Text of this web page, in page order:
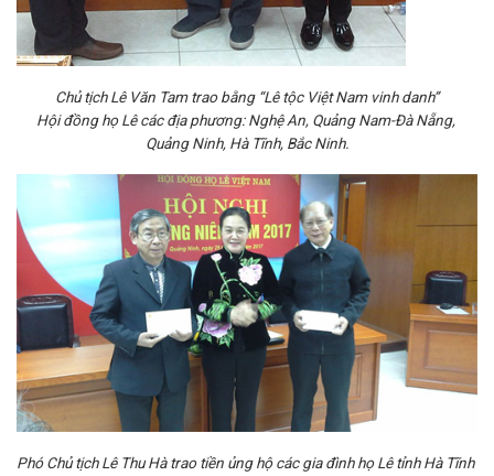
Chủ tịch Lê Văn Tam trao bằng “Lê tộc Việt Nam vinh danh”
Hội đồng họ Lê các địa phương: Nghệ An, Quảng Nam-Đà Nẵng,
Quảng Ninh, Hà Tĩnh, Bắc Ninh.
Phó Chủ tịch Lê Thu Hà trao tiền ủng hộ các gia đình họ Lê tỉnh Hà Tĩnh